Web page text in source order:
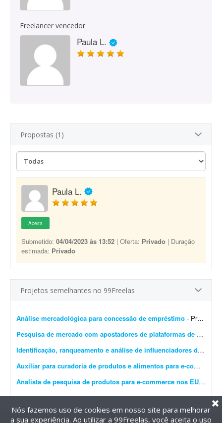
Freelancer vencedor
Paula L.
Propostas (1)
Paula L.
Aceita
Submetido: 04/04/2023 às 13:52 | Oferta: Privado | Duração
estimada: Privado
Projetos semelhantes no 99Freelas
Análise mercadológica para concessão de empréstimo - Preciso de uma análise mercadológica para fins de concessão de empréstimo. O trabalho é URGENTE. Requisito: profissional cadastrado no Corecon.
Pesquisa de mercado com apostadores de plataformas de cassino
Identificação, ranqueamento e análise de influenciadores de cosplay
Auxiliar para curadoria de produtos e alimentos para e-commerce
Analista de pesquisa de produtos para e-commerce nos EUA-
Nós fazemos uso de cookies em nosso site para melhorar
a sua experiência. Ao utilizar a 99Freelas, você aceita o uso